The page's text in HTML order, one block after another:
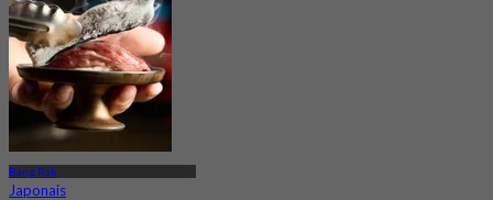
4.7
2.9K Réservé
De฿ 622.5
Bang Rak
Japonais